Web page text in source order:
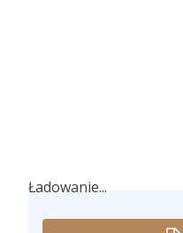
Ładowanie...
Ładowanie...